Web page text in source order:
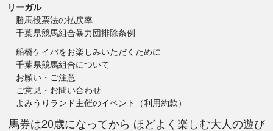
リーガル
勝馬投票法の払戻率
千葉県競馬組合暴力団排除条例
船橋ケイバをお楽しみいただくために
千葉県競馬組合について
お願い・ご注意
ご意見・お問い合わせ
よみうりランド主催のイベント（利用約款）
馬券は20歳になってから ほどよく楽しむ大人の遊び